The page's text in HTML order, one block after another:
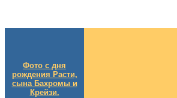
Фото с дня
рождения Расти,
сына Бахромы и
Крейзи.